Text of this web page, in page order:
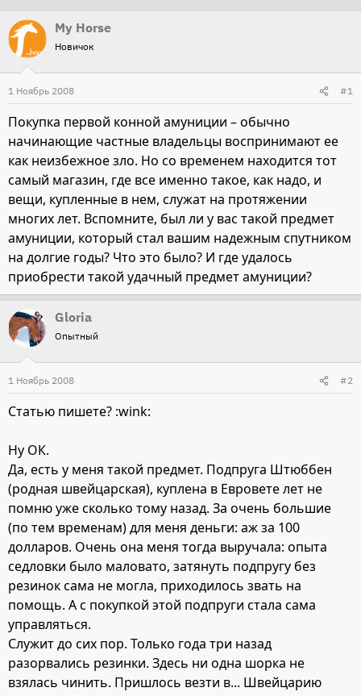
т
о
р
т
е
а
My Horse
Новичок
1 Ноябрь 2008 #1
Покупка первой конной амуниции – обычно
начинающие частные владельцы воспринимают ее
как неизбежное зло. Но со временем находится тот
самый магазин, где все именно такое, как надо, и
вещи, купленные в нем, служат на протяжении
многих лет. Вспомните, был ли у вас такой предмет
амуниции, который стал вашим надежным спутником
на долгие годы? Что это было? И где удалось
приобрести такой удачный предмет амуниции?
Gloria
Опытный
1 Ноябрь 2008 #2
Статью пишете? :wink:
Ну ОК.
Да, есть у меня такой предмет. Подпруга Штюббен
(родная швейцарская), куплена в Евровете лет не
помню уже сколько тому назад. За очень большие
(по тем временам) для меня деньги: аж за 100
долларов. Очень она меня тогда выручала: опыта
седловки было маловато, затянуть подпругу без
резинок сама не могла, приходилось звать на
помощь. А с покупкой этой подпруги стала сама
управляться.
Служит до сих пор. Только года три назад
разорвались резинки. Здесь ни одна шорка не
взялась чинить. Пришлось везти в... Швейцарию